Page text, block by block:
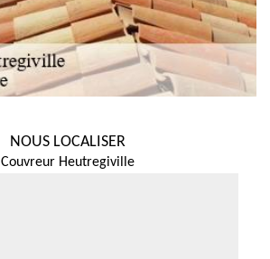
NOUS LOCALISER
Couvreur Heutregiville